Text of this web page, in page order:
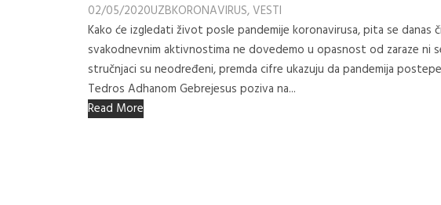
02/05/2020UZBKORONAVIRUS,VESTI
Kako će izgledati život posle pandemije koronavirusa, pita se danas
svakodnevnim aktivnostima ne dovedemo u opasnost od zaraze ni
stručnjaci su neodređeni, premda cifre ukazuju da pandemija
Tedros Adhanom Gebrejesus poziva na...
Read More